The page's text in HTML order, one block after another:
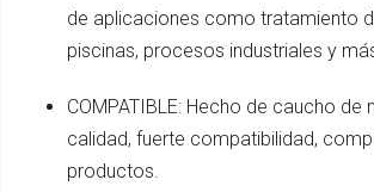
de aplicaciones como tratamiento
piscinas, procesos industriales y
COMPATIBLE: Hecho de caucho de
calidad, fuerte compatibilidad,
productos.